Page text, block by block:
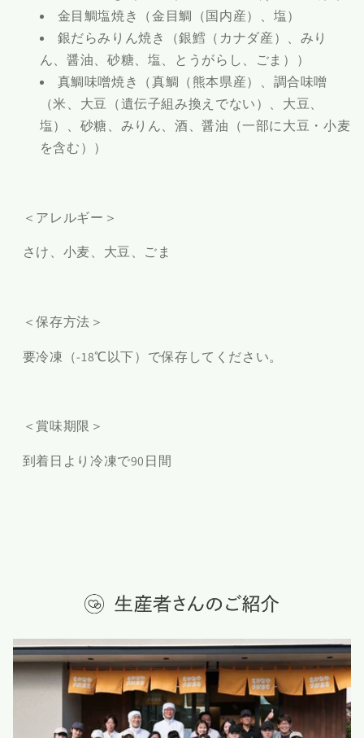
金目鯛塩焼き（金目鯛（国内産）、塩）
銀だらみりん焼き（銀鱈（カナダ産）、みり
ん、醤油、砂糖、塩、とうがらし、ごま））
真鯛味噌焼き（真鯛（熊本県産）、調合味噌
（米、大豆（遺伝子組み換えでない）、大豆、
塩）、砂糖、みりん、酒、醤油（一部に大豆・小麦
を含む））
＜アレルギー＞
さけ、小麦、大豆、ごま
＜保存方法＞
要冷凍（-18℃以下）で保存してください。
＜賞味期限＞
到着日より冷凍で90日間